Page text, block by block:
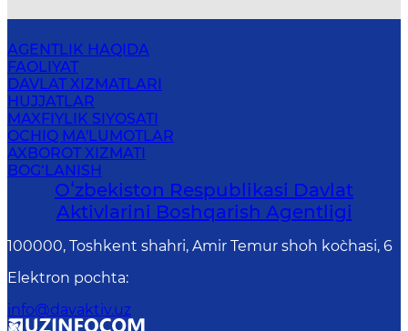
AGENTLIK HAQIDA
FAOLIYAT
DAVLAT XIZMATLARI
HUJJATLAR
MAXFIYLIK SIYOSATI
OCHIQ MA'LUMOTLAR
AXBOROT XIZMATI
BOG‘LANISH
Oʻzbekiston Respublikasi Davlat
Aktivlarini Boshqarish Agentligi
100000, Toshkent shahri, Amir Temur shoh ko`chasi, 6
Elektron pochta:
info@davaktiv.uz